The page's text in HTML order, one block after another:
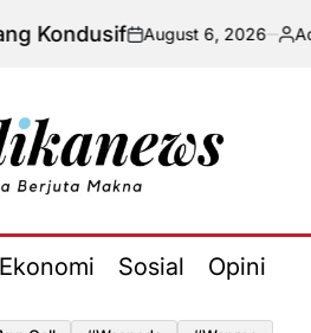
on
August 6, 2026
Posted
Admin
Ekonomi Sosial Opini